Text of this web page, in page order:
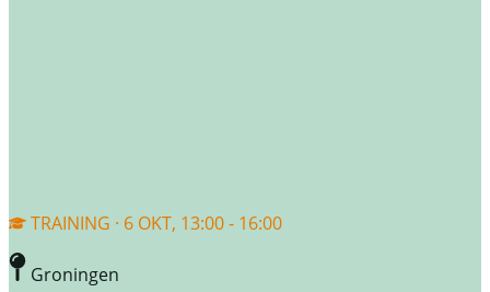
TRAINING · 6 OKT, 13:00 - 16:00
Groningen